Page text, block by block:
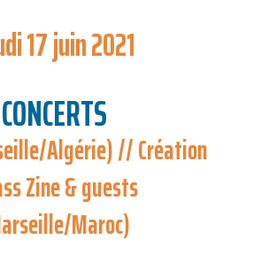
17 juin 2021
CONCERTS
Algérie) // Création
Zine & guests
Maroc)